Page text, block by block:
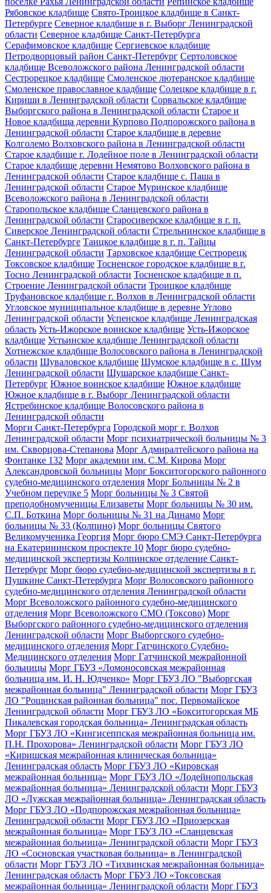
Рябовское кладбище Свято-Троицкое кладбище в Санкт-
Петербурге Северное кладбище в г. Выборг Ленинградской
области Северное кладбище Санкт-Петербурга
Серафимовское кладбище Сергиевское кладбище
Петродворцовый район Санкт-Петербург Сертоловское
кладбище Всеволожского района Ленинградской области
Сестрорецкое кладбище Смоленское лютеранское кладбище
Смоленское православное кладбище Солецкое кладбище в г.
Кириши в Ленинградской области Сорвальское кладбище
Выборгского района в Ленинградской области Старое и
Новое кладбища деревни Курпово Подпорожского района в
Ленинградской области Старое кладбище в деревне
Колголемо Волховского района в Ленинградской области
Старое кладбище г. Лодейное поле в Ленинградской области
Старое кладбище деревни Немятово Волховского района в
Ленинградской области Старое кладбище с. Паша в
Ленинградской области Старое Муринское кладбище
Всеволожского района в Ленинградской области
Старопольское кладбище Сланцевского района в
Ленинградской области Старосиверское кладбище в г. п.
Сиверское Ленинградской области Стрельнинское кладбище в
Санкт-Петербурге Таицкое кладбище в г. п. Тайцы
Ленинградской области Тарховское кладбище Сестрорецк
Токсовское кладбище Тосненское городское кладбище в г.
Тосно Ленинградской области Тосненское кладбище в п.
Строение Ленинградской области Троицкое кладбище
Труфановское кладбище г. Волхов в Ленинградской области
Угловское муниципальное кладбище в деревне Углово
Ленинградской области Успенское кладбище Ленинградская
область Усть-Ижорское воинское кладбище Усть-Ижорское
кладбище Устьинское кладбище Ленинградской области
Хотнежское кладбище Волосовского района в Ленинградской
области Шуваловское кладбище Шумское кладбище в с. Шум
Ленинградской области Шушарское кладбище Санкт-
Петербург Южное воинское кладбище Южное кладбище
Южное кладбище в г. Выборг Ленинградской области
Ястребинское кладбище Волосовского района в
Ленинградской области
Морги Санкт-Петербурга Городской морг г. Волхов
Ленинградской области Морг психиатрической больницы № 3
им. Скворцова-Степанова Морг Адмиралтейского района на
Фонтанке 132 Морг академии им. С.М. Кирова Морг
Александровской больницы Морг Бокситогорского районного
судебно-медицинского отделения Морг Больницы № 2 в
Учебном переулке 5 Морг больницы № 3 Святой
преподобномученицы Елизаветы Морг больницы № 30 им.
С.П. Боткина Морг больницы № 31 на Динамо Морг
больницы № 33 (Колпино) Морг больницы Святого
Великомученика Георгия Морг бюро СМЭ Санкт-Петербурга
на Екатерининском проспекте 10 Морг бюро судебно-
медицинской экспертизы Колпинское отделение Санкт-
Петербург Морг бюро судебно-медицинской экспертизы в г.
Пушкине Санкт-Петербурга Морг Волосовского районного
судебно-медицинского отделения Ленинградской области
Морг Всеволожского районного судебно-медицинского
отделения Морг Всеволожского СМО (Токсово) Морг
Выборгского районного судебно-медицинского отделения
Ленинградской области Морг Выборгского судебно-
медицинского отделения Морг Гатчинского Судебно-
Медицинского отделения Морг Гатчинской межрайонной
больницы Морг ГБУЗ «Ломоносовская межрайонная
больница им. И. Н. Юдченко» Морг ГБУЗ ЛО "Выборгская
межрайонная больница" Ленинградской области Морг ГБУЗ
ЛО "Рощинская районная больница" пос. Первомайское
Ленинградской области Морг ГБУЗ ЛО «Бокситогорская МБ
Пикалевская городская больница» Ленинградская область
Морг ГБУЗ ЛО «Кингисеппская межрайонная больница им.
П.Н. Прохорова» Ленинградской области Морг ГБУЗ ЛО
«Киришская межрайонная клиническая больница»
Ленинградская область Морг ГБУЗ ЛО «Кировская
межрайонная больница» Морг ГБУЗ ЛО «Лодейнопольская
межрайонная больница» Ленинградской области Морг ГБУЗ
ЛО «Лужская межрайонная больница» Ленинградская область
Морг ГБУЗ ЛО «Подпорожская межрайонная больница»
Ленинградской области Морг ГБУЗ ЛО «Приозерская
межрайонная больница» Морг ГБУЗ ЛО «Сланцевская
межрайонная больница» Ленинградской области Морг ГБУЗ
ЛО «Сосновская участковая больница» в Ленинградской
области Морг ГБУЗ ЛО «Тихвинская межрайонная больница»
Ленинградская область Морг ГБУЗ ЛО «Токсовская
межрайонная больница» Ленинградской области Морг ГБУЗ